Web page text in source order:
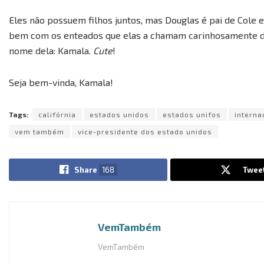
Eles não possuem filhos juntos, mas Douglas é pai de
bem com os enteados que elas a chamam carinhosamente
nome dela: Kamala. Cute!
Seja bem-vinda, Kamala!
Tags: califórnia estados unidos estados unifos
vem também vice-presidente dos estado unidos
Share 168
VemTambém
VemTambém